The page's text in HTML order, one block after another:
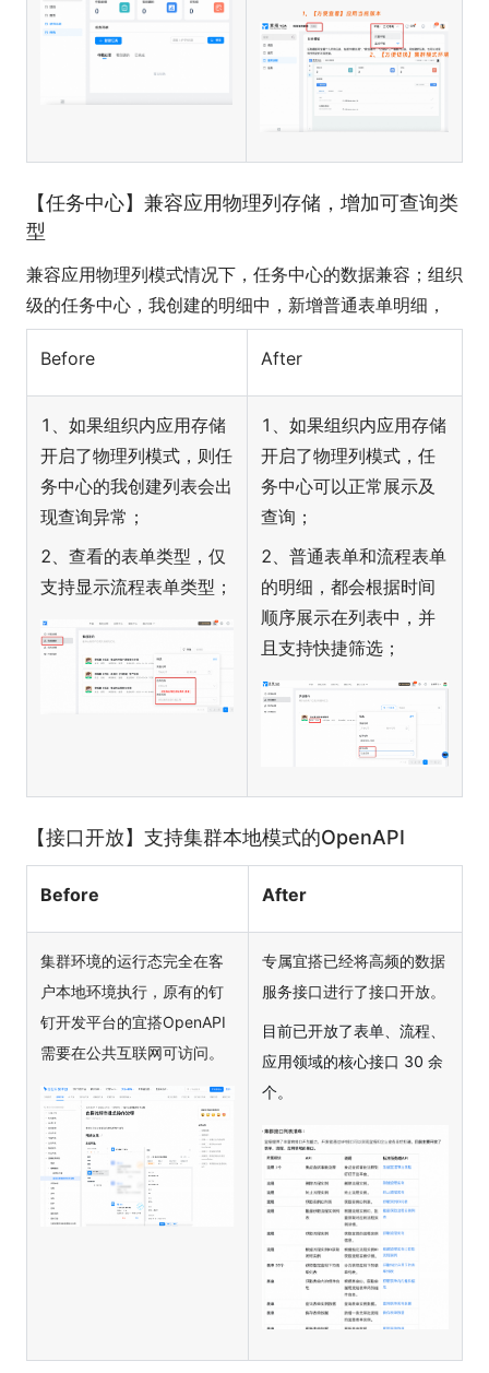
【任务中心】兼容应用物理列存储，增加可查询类
型
兼容应用物理列模式情况下，任务中心的数据兼容；组织
级的任务中心，我创建的明细中，新增普通表单明细，
Before After
1、如果组织内应用存储
开启了物理列模式，则任
务中心的我创建列表会出
现查询异常；
2、查看的表单类型，仅
支持显示流程表单类型；
1、如果组织内应用存储
开启了物理列模式，任
务中心可以正常展示及
查询；
2、普通表单和流程表单
的明细，都会根据时间
顺序展示在列表中，并
且支持快捷筛选；
【接口开放】支持集群本地模式的OpenAPI
Before After
集群环境的运行态完全在客
户本地环境执行，原有的钉
钉开发平台的宜搭OpenAPI
需要在公共互联网可访问。
专属宜搭已经将高频的数据
服务接口进行了接口开放。
目前已开放了表单、流程、
应用领域的核心接口 30 余
个。